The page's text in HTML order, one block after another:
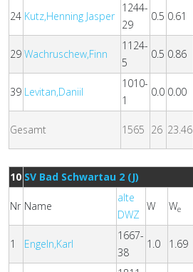
24 Kutz,Henning Jasper
1244-
29
0.5 0.61
29 Wachruschew,Finn
1124-
5
0.5 0.86
39 Levitan,Daniil
1010-
1
0.0 0.00
Gesamt 1565 26 23.46
10 SV Bad Schwartau 2 (J)
Nr Name
alte
DWZ
W We
1 Engeln,Karl
1667-
38
1.0 1.69